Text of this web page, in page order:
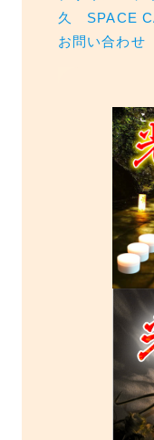
久 SPACE
お問い合わ